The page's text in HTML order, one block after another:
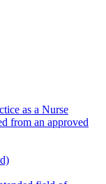
as a Nurse
from an approved